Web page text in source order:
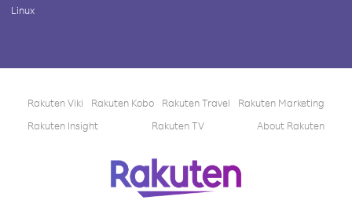
Linux
Rakuten Viki Rakuten Kobo Rakuten Travel
Rakuten Marketing
Rakuten Insight
Rakuten TV About Rakuten